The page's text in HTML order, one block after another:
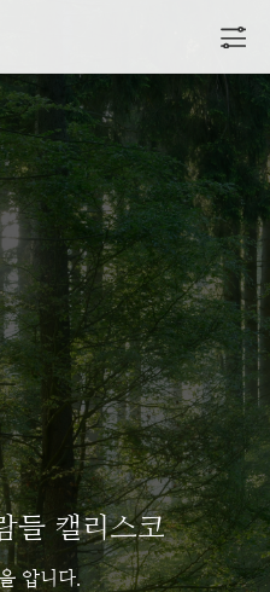
들 캘리스코
압니다.